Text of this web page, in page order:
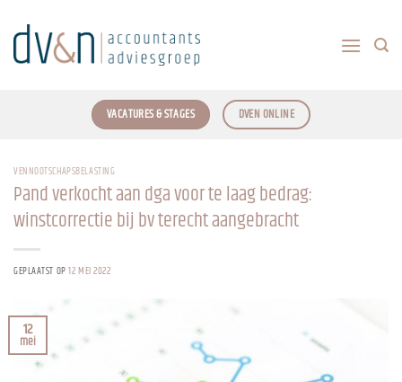
naar
inhoud
VACATURES & STAGES DVEN ONLINE
VENNOOTSCHAPSBELASTING
Pand verkocht aan dga voor te laag bedrag:
winstcorrectie bij bv terecht aangebracht
GEPLAATST OP12 MEI 2022
12
mei